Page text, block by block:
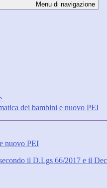
Menu di navigazione
dei bambini e nuovo PEI
nuovo PEI
il D.Lgs 66/2017 e il